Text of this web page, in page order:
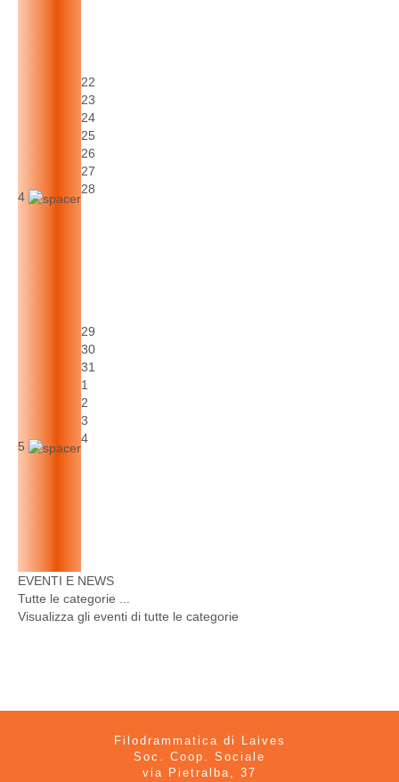
4
22
23
24
25
26
27
28
5
29
30
31
1
2
3
4
EVENTI E NEWS
Tutte le categorie ...
Visualizza gli eventi di tutte le categorie
Filodrammatica di Laives
Soc. Coop. Sociale
via Pietralba, 37